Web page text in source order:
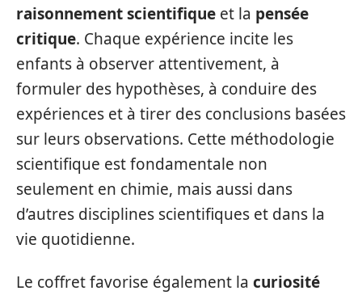
raisonnement scientifique et la pensée
critique. Chaque expérience incite les
enfants à observer attentivement, à
formuler des hypothèses, à conduire des
expériences et à tirer des conclusions basées
sur leurs observations. Cette méthodologie
scientifique est fondamentale non
seulement en chimie, mais aussi dans
d’autres disciplines scientifiques et dans la
vie quotidienne.
Le coffret favorise également la curiosité